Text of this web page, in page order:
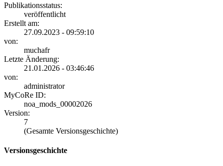
Publikationsstatus:
veröffentlicht
Erstellt am:
27.09.2023 - 09:59:10
von:
muchafr
Letzte Änderung:
21.01.2026 - 03:46:46
von:
administrator
MyCoRe ID:
noa_mods_00002026
Version:
7
(Gesamte Versionsgeschichte)
Versionsgeschichte